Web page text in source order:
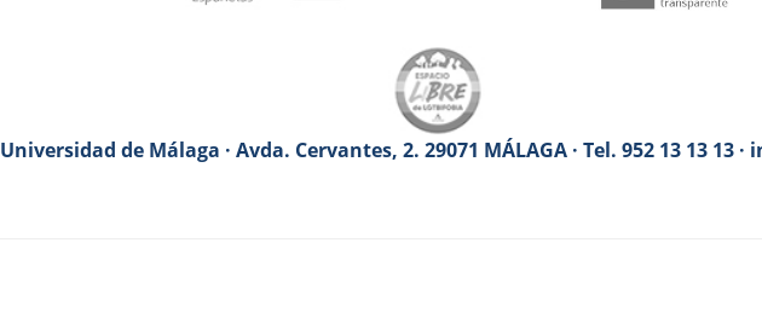
Universidad de Málaga · Avda. Cervantes, 2. 29071 MÁLAGA · Tel. 952 13 13 13 ·